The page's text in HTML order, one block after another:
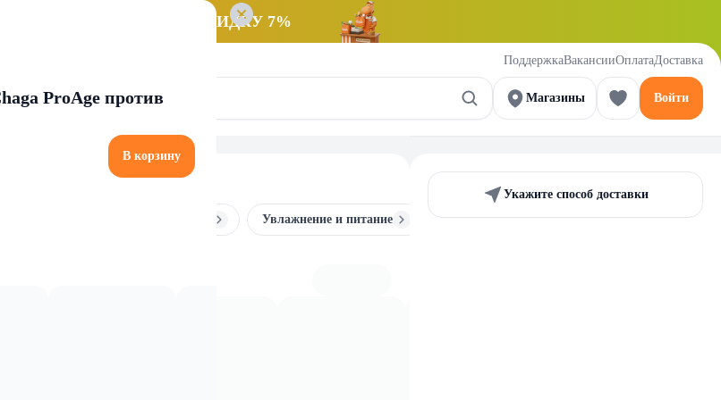
и получайте СКИДКУ 7%
ПоддержкаВакансииОплатаДоставка
Магазины Войти
Увлажнение и питание Крема Маски Лосьоны и
Укажите способ доставки
ProAge против
В корзину